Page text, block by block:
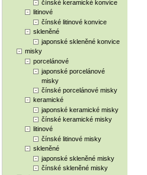
čínské keramické konvice
litinové
čínské litinové konvice
skleněné
japonské skleněné konvice
misky
porcelánové
japonské porcelánové
misky
čínské porcelánové misky
keramické
japonské keramické misky
čínské keramické misky
litinové
čínské litinové misky
skleněné
japonské skleněné misky
čínské skleněné misky